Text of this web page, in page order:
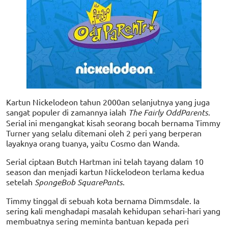
Kartun Nickelodeon tahun 2000an selanjutnya yang juga
sangat populer di zamannya ialah The Fairly OddParents.
Serial ini mengangkat kisah seorang bocah bernama Timmy
Turner yang selalu ditemani oleh 2 peri yang berperan
layaknya orang tuanya, yaitu Cosmo dan Wanda.
Serial ciptaan Butch Hartman ini telah tayang dalam 10
season dan menjadi kartun Nickelodeon terlama kedua
setelah SpongeBob SquarePants.
Timmy tinggal di sebuah kota bernama Dimmsdale. Ia
sering kali menghadapi masalah kehidupan sehari-hari yang
membuatnya sering meminta bantuan kepada peri